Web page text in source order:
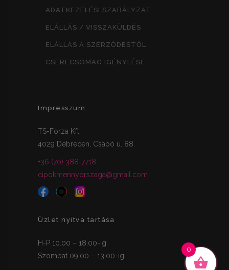
ADATKEZELÉSI SZABÁLYZAT
ELÁLLÁS / VISSZAKÜLDÉS
ELÁLLÁS A SZERZŐDÉSTŐL
CSERECSOMAG IGÉNYLÉSE
Impresszum
TS-Forza Kft
4029 Debrecen, Csapó u. 88.
+36 (70) 388-7718
cipokmennyorszaga@gmail.com
Üzlet nyitva tartása
H-P 10.00 – 18.00-ig
Szombat 09.00 – 13.00-ig
0